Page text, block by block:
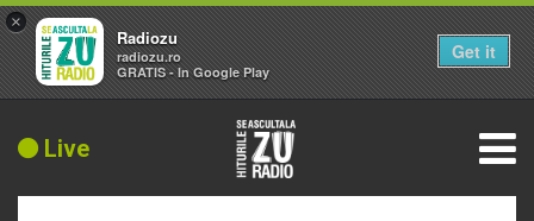
Live
×
Radiozu
radiozu.ro
GRATIS - In Google Play
Get it